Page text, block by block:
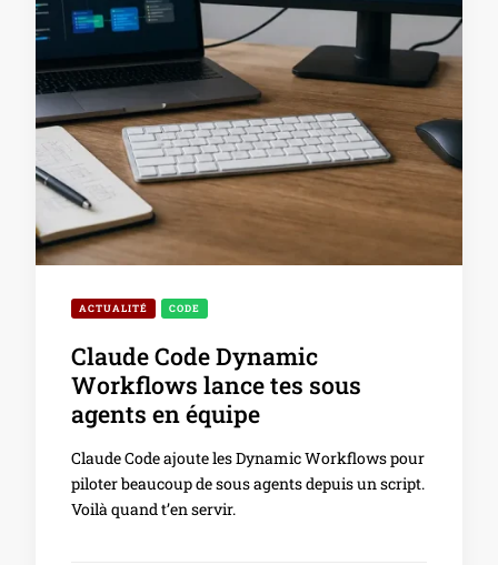
ACTUALITÉ CODE
Claude Code Dynamic
Workflows lance tes sous
agents en équipe
Claude Code ajoute les Dynamic Workflows pour
piloter beaucoup de sous agents depuis un script.
Voilà quand t’en servir.